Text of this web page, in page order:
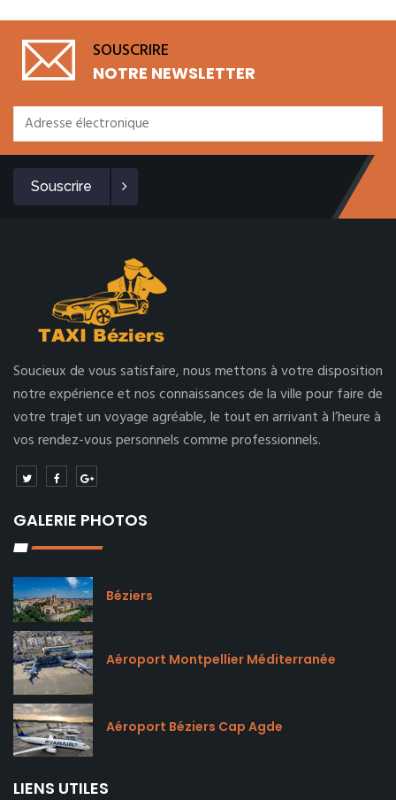
SOUSCRIRE
NOTRE NEWSLETTER
Souscrire
Soucieux de vous satisfaire, nous mettons à votre disposition
notre expérience et nos connaissances de la ville pour faire de
votre trajet un voyage agréable, le tout en arrivant à l’heure à
vos rendez-vous personnels comme professionnels.
GALERIE PHOTOS
Béziers
Aéroport Montpellier Méditerranée
Aéroport Béziers Cap Agde
LIENS UTILES